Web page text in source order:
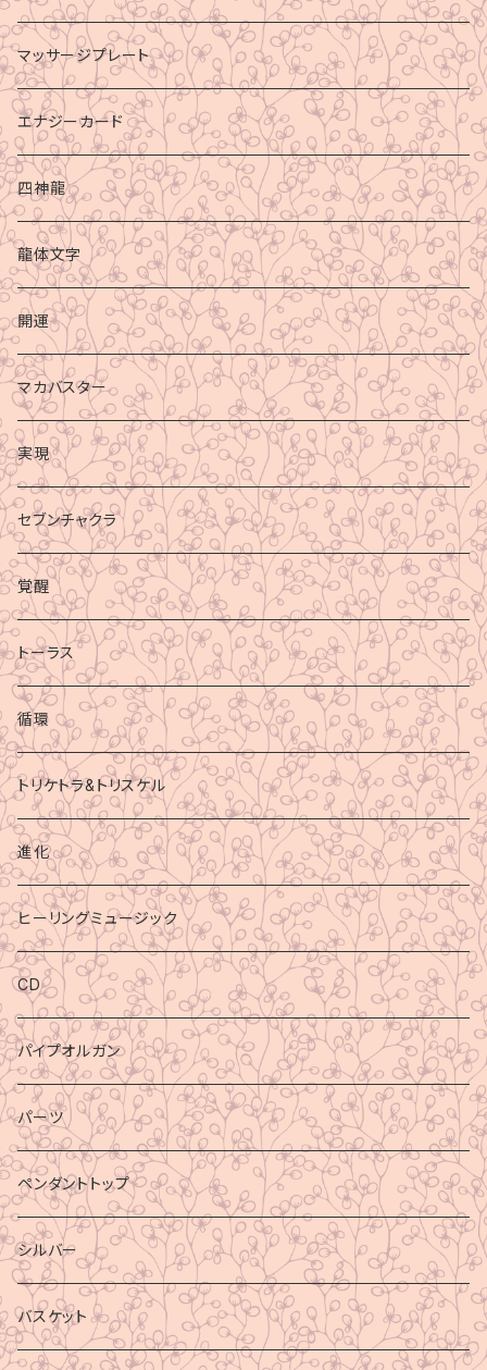
マッサージプレート
エナジーカード
四神龍
龍体文字
開運
マカバスター
実現
セブンチャクラ
覚醒
トーラス
循環
トリケトラ&トリスケル
進化
ヒーリングミュージック
CD
パイプオルガン
パーツ
ペンダントトップ
シルバー
バスケット